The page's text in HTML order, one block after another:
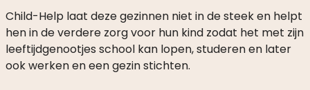
Child-Help laat deze gezinnen niet in de steek en helpt
hen in de verdere zorg voor hun kind zodat het met zijn
leeftijdgenootjes school kan lopen, studeren en later
ook werken en een gezin stichten.